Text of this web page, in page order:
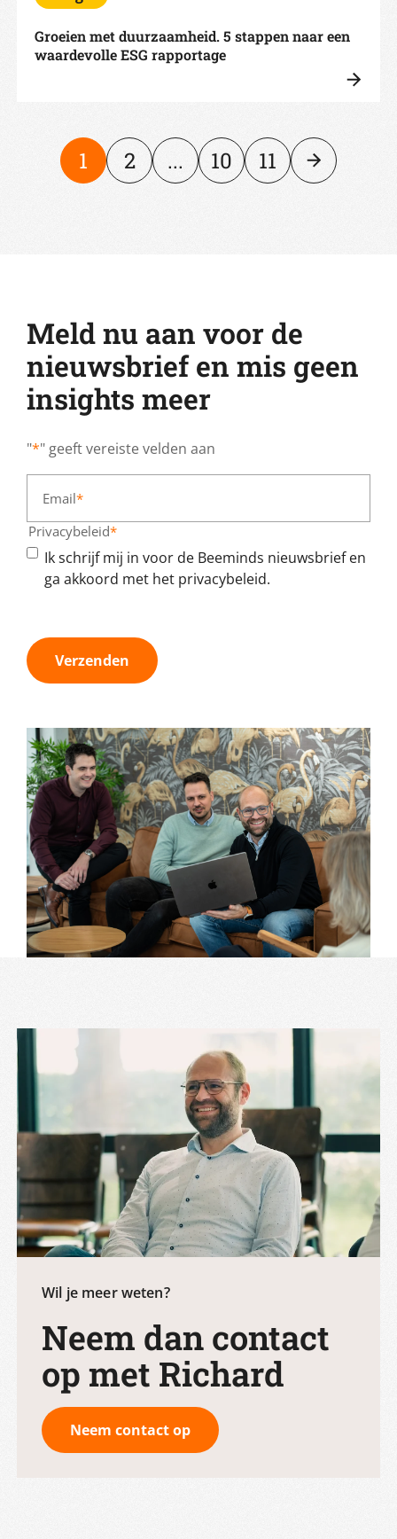
Groeien met duurzaamheid. 5 stappen naar een
waardevolle ESG rapportage
1 2 ... 10 11
Meld nu aan voor de
nieuwsbrief en mis geen
insights meer
"*" geeft vereiste velden aan
Email*
Privacybeleid*
Ik schrijf mij in voor de Beeminds nieuwsbrief en
ga akkoord met het privacybeleid.
Verzenden
Wil je meer weten?
Neem dan contact
op met Richard
Neem contact op